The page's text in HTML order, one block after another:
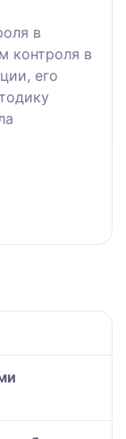
в
контроля в
его